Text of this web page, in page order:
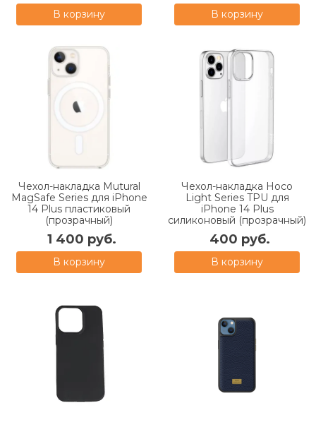
В корзину В корзину
Чехол-накладка Mutural
MagSafe Series для iPhone
14 Plus пластиковый
(прозрачный)
1 400 руб.
В корзину
Чехол-накладка Hoco
Light Series TPU для
iPhone 14 Plus
силиконовый (прозрачный)
400 руб.
В корзину